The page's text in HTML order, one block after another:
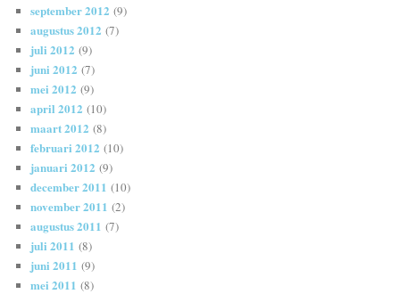
september 2012 (9)
augustus 2012 (7)
juli 2012 (9)
juni 2012 (7)
mei 2012 (9)
april 2012 (10)
maart 2012 (8)
februari 2012 (10)
januari 2012 (9)
december 2011 (10)
november 2011 (2)
augustus 2011 (7)
juli 2011 (8)
juni 2011 (9)
mei 2011 (8)